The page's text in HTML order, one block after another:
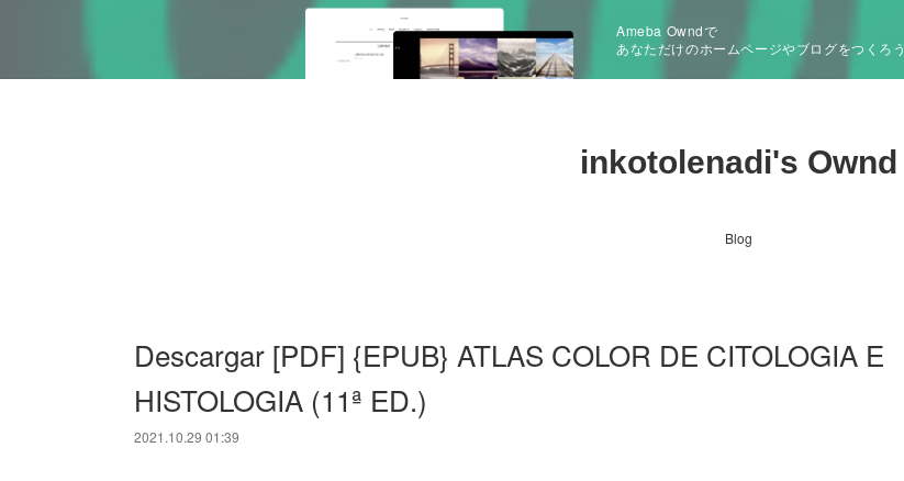
Ameba Owndで
あなただけのホームページやブログをつくろう
inkotolenadi's Ownd
Blog
Descargar [PDF] {EPUB} ATLAS COLOR DE CITOLOGIA E
HISTOLOGIA (11ª ED.)
2021.10.29 01:39